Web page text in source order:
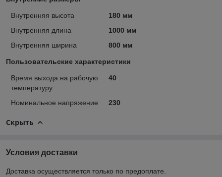
Внутренняя высота
180 мм
Внутренняя длина
1000 мм
Внутренняя ширина
800 мм
Пользовательские характеристики
Время выхода на рабочую
температуру
40
Номинальное напряжение 230
Скрыть
Условия доставки
Доставка осуществляется только по предоплате.